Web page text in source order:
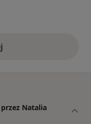
Natalia